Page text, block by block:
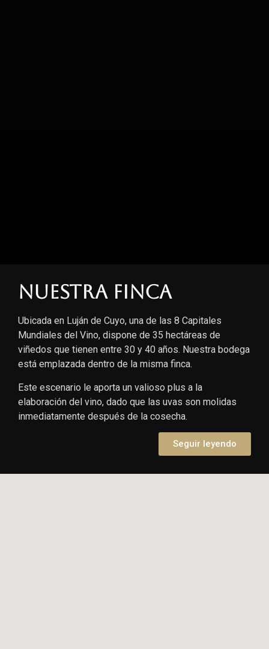
Nuestra finca
Ubicada en Luján de Cuyo, una de las 8 Capitales
Mundiales del Vino, dispone de 35 hectáreas de
viñedos que tienen entre 30 y 40 años. Nuestra bodega
está emplazada dentro de la misma finca.
Este escenario le aporta un valioso plus a la
elaboración del vino, dado que las uvas son molidas
inmediatamente después de la cosecha.
Seguir leyendo